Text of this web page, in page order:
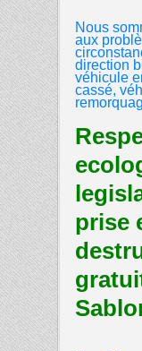
Nous
aux
direction
véhicule
cassé,
prise